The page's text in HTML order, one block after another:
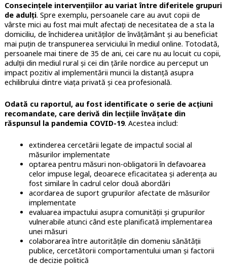
Consecinţele intervenţiilor au variat între diferitele grupuri
de adulţi. Spre exemplu, persoanele care au avut copii de
vârste mici au fost mai mult afectaţi de necesitatea de a sta la
domiciliu, de închiderea unităţilor de învățământ şi au beneficiat
mai puţin de transpunerea serviciului în mediul online. Totodată,
persoanele mai tinere de 35 de ani, cei care nu au locuit cu copii,
adulţii din mediul rural şi cei din ţările nordice au perceput un
impact pozitiv al implementării muncii la distanţă asupra
echilibrului dintre viaţa privată şi cea profesională.
Odată cu raportul, au fost identificate o serie de acţiuni
recomandate, care derivă din lecţiile învăţate din
răspunsul la pandemia COVID-19. Acestea includ:
extinderea cercetării legate de impactul social al
măsurilor implementate
optarea pentru măsuri non-obligatorii în defavoarea
celor impuse legal, deoarece eficacitatea şi aderenţa au
fost similare în cadrul celor două abordări
acordarea de suport grupurilor afectate de măsurilor
implementate
evaluarea impactului asupra comunităţii şi grupurilor
vulnerabile atunci când este planificată implementarea
unei măsuri
colaborarea între autorităţile din domeniu sănătăţii
publice, cercetătorii comportamentului uman şi factorii
de decizie politică